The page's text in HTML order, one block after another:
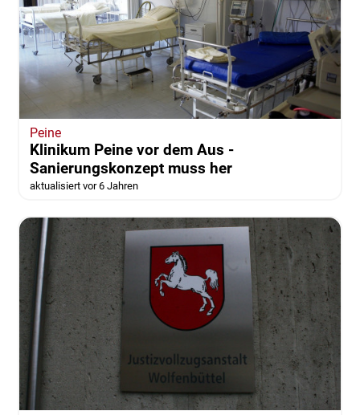
Peine
Klinikum Peine vor dem Aus -
Sanierungskonzept muss her
aktualisiert vor 6 Jahren